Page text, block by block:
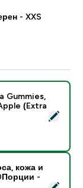
- XXS
Gummies,
(Extra
за коса,
кожа и
-